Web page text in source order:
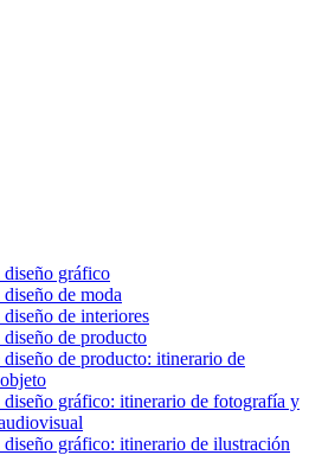
diseño gráfico
de moda
de interiores
de producto
diseño de producto: itinerario de
diseño gráfico: itinerario de fotografía y
diseño gráfico: itinerario de ilustración